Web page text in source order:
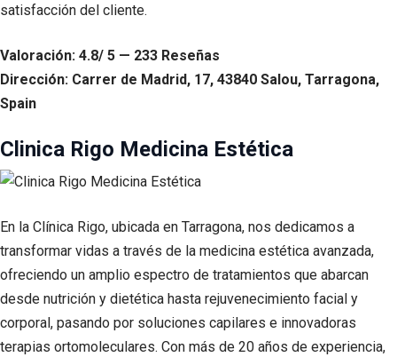
satisfacción del cliente.
Valoración: 4.8/ 5 — 233 Reseñas
Dirección: Carrer de Madrid, 17, 43840 Salou, Tarragona,
Spain
Clinica Rigo Medicina Estética
En la Clínica Rigo, ubicada en Tarragona, nos dedicamos a
transformar vidas a través de la medicina estética avanzada,
ofreciendo un amplio espectro de tratamientos que abarcan
desde nutrición y dietética hasta rejuvenecimiento facial y
corporal, pasando por soluciones capilares e innovadoras
terapias ortomoleculares. Con más de 20 años de experiencia,